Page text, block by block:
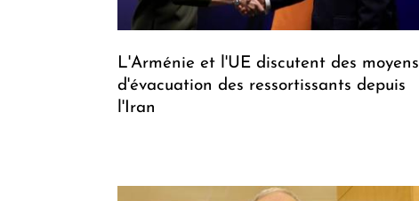
L'Arménie et l'UE discutent des moyens
d'évacuation des ressortissants depuis
l'Iran